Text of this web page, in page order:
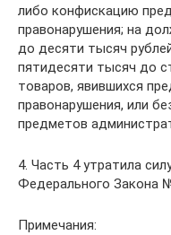
либо конфискацию
правонарушения; на
до десяти тысяч
пятидесяти тысяч до
товаров, явившихся
правонарушения, или
предметов
4. Часть 4 утратила
Федерального Закона
Примечания: